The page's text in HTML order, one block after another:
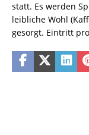
statt. Es werden
leibliche Wohl
gesorgt. Eintritt